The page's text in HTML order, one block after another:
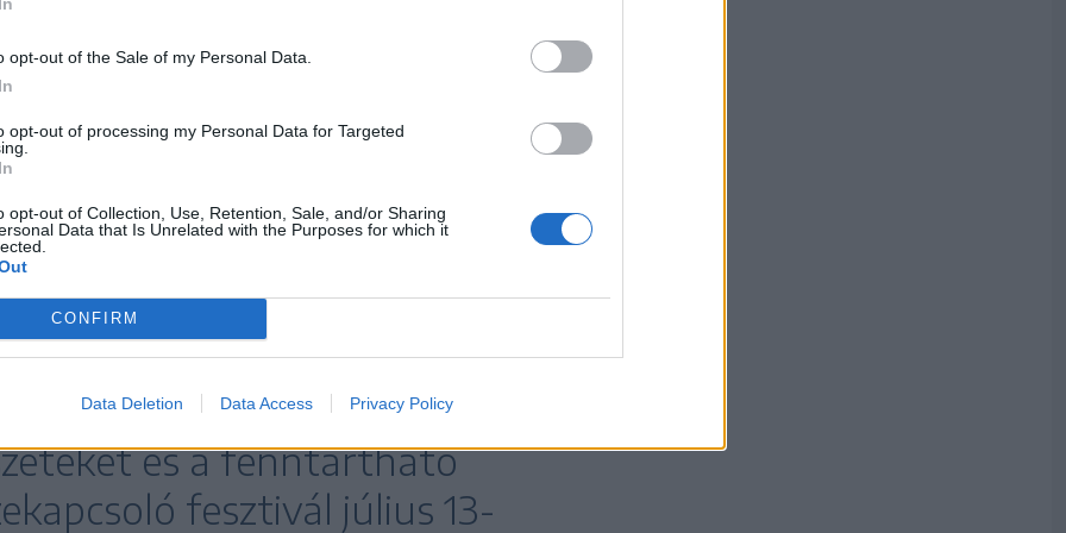
opt-out of the Sale of my Personal Data.
opt-out of processing my Personal Data for Targeted
opt-out of Collection, Use, Retention, Sale, and/or Sharing
Data that Is Unrelated with the Purposes for which it
CONFIRM
Data Deletion Data Access Privacy Policy
összekapcsoló eseménysorozat vendége
Kiss Ottó, Roskó Gábor, Kiss Tibor Noé, Kollár
Fenyvesi Orsolya, Paulovkin Boglárka,
Zsóka, Ézsiás Tamás, Almádi Róbert, a
rapszcénából ismert bongor.
nem hiányozhat az irodalmi bringatúra
verseskötetét ismerhetik meg közelebbről
a Néma Papagáj Lemezbolt elől induló
és a fenntartható
fesztivál július 13-